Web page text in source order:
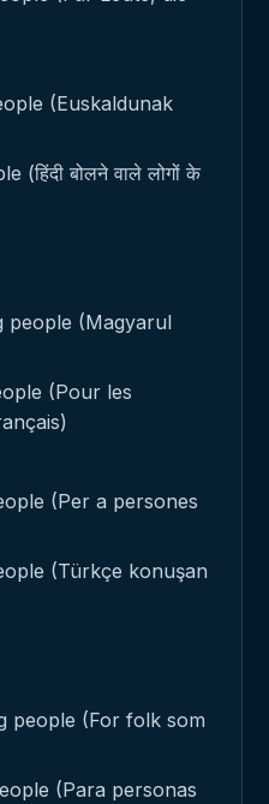
(Euskaldunak
बोलने वाले लोगों के
people (Magyarul
(Pour les
(Per a persones
(Türkçe konuşan
people (For folk som
(Para personas